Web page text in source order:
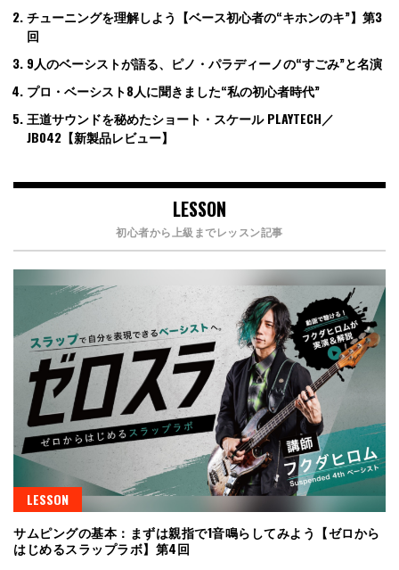
チューニングを理解しよう【ベース初心者の“キホンのキ”】第3
回
9人のベーシストが語る、ピノ・パラディーノの“すごみ”と名演
プロ・ベーシスト8人に聞きました“私の初心者時代”
王道サウンドを秘めたショート・スケール PLAYTECH／
JB042【新製品レビュー】
LESSON
初心者から上級までレッスン記事
LESSON
サムピングの基本：まずは親指で1音鳴らしてみよう【ゼロから
はじめるスラップラボ】第4回